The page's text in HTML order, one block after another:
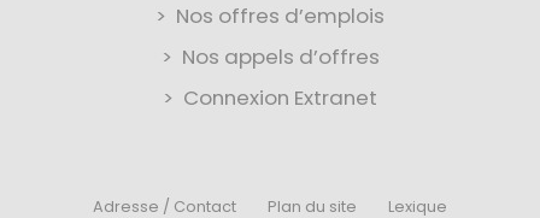
Nos offres d’emplois
Nos appels d’offres
Connexion Extranet
Adresse / Contact Plan du site Lexique